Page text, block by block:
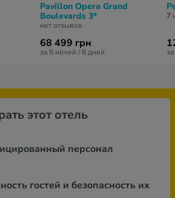
Pavillon Opera Grand
Boulevards 3*
нет отзывов
68 499 грн
за 5 ночей / 6 дней
7
этот отель
персонал
гостей и безопасность их